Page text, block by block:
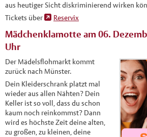
aus heutiger Sicht diskriminierend wirken
Tickets über
Reservix
Mädchenklamotte am 06.
Uhr
Der Mädelsflohmarkt kommt
zurück nach Münster.
Dein Kleiderschrank platzt mal
wieder aus allen Nähten? Dein
Keller ist so voll, dass du schon
kaum noch reinkommst? Dann
wird es höchste Zeit deine alten,
zu großen, zu kleinen, deine